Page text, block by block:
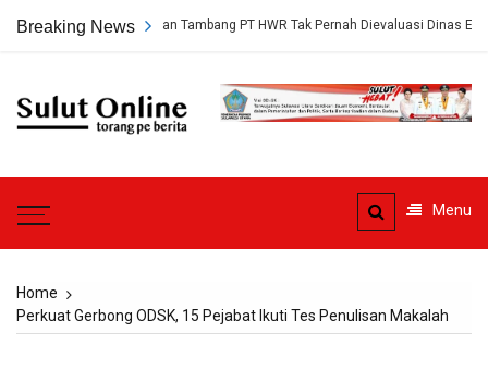
Breaking News
Persetujuan Tambang PT HWR Tak Pernah Dievaluasi Dinas ESDM
Sulut
Menu
Home
Perkuat Gerbong ODSK, 15 Pejabat Ikuti Tes Penulisan Makalah